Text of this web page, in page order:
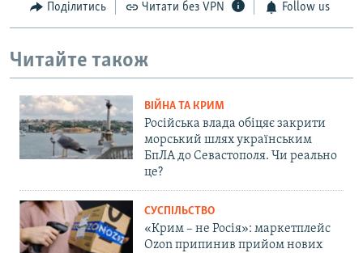
Поділитись Читати без VPN Follow us
Читайте також
ВІЙНА ТА КРИМ
Російська влада обіцяє закрити
морський шлях українським
БпЛА до Севастополя. Чи реально
це?
СУСПІЛЬСТВО
«Крим – не Росія»: маркетплейс
Ozon припинив прийом нових